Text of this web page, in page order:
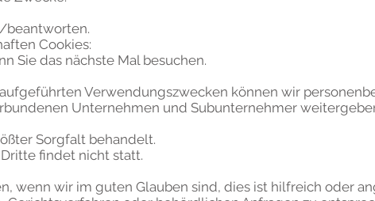
beantworten.
Cookies:
Sie das nächste Mal besuchen.
Verwendungszwecken können wir
Unternehmen und Subunternehmer
Sorgfalt behandelt.
findet nicht statt.
wenn wir im guten Glauben sind, dies ist hilfreich oder